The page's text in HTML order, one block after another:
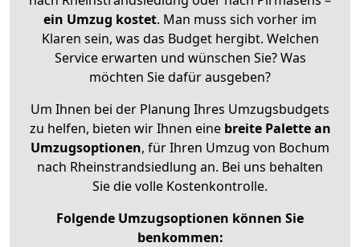
ein Umzug kostet. Man muss sich vorher im
Klaren sein, was das Budget hergibt. Welchen
Service erwarten und wünschen Sie? Was
möchten Sie dafür ausgeben?
Um Ihnen bei der Planung Ihres Umzugsbudgets
zu helfen, bieten wir Ihnen eine breite Palette an
Umzugsoptionen, für Ihren Umzug von Bochum
nach Rheinstrandsiedlung an. Bei uns behalten
Sie die volle Kostenkontrolle.
Folgende Umzugsoptionen können Sie
benkommen: